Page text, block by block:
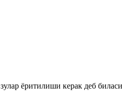
ёритилиши керак деб